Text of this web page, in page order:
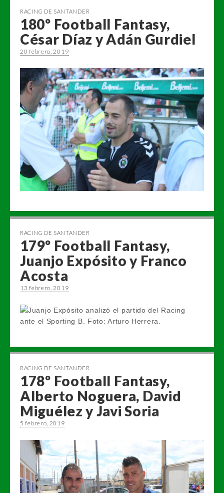
RACING DE SANTANDER
180º Football Fantasy,
César Díaz y Adán Gurdiel
20 febrero, 2019
RACING DE SANTANDER
179º Football Fantasy,
Juanjo Expósito y Franco
Acosta
13 febrero, 2019
RACING DE SANTANDER
178º Football Fantasy,
Alberto Noguera, David
Miguélez y Javi Soria
5 febrero, 2019